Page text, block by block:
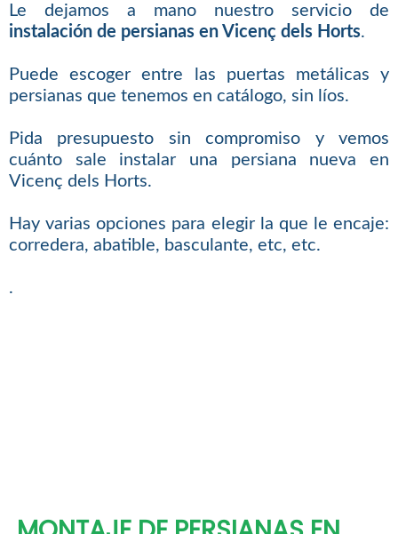
Le dejamos a mano nuestro servicio de
instalación de persianas en Vicenç dels Horts.
Puede escoger entre las puertas metálicas y
persianas que tenemos en catálogo, sin líos.
Pida presupuesto sin compromiso y vemos
cuánto sale instalar una persiana nueva en
Vicenç dels Horts.
Hay varias opciones para elegir la que le encaje:
corredera, abatible, basculante, etc, etc.
.